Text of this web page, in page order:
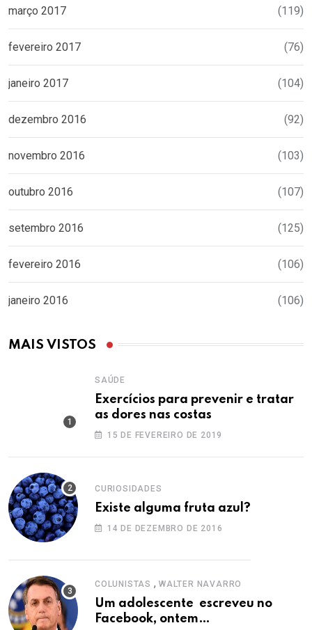
março 2017 (119)
fevereiro 2017 (76)
janeiro 2017 (104)
dezembro 2016 (92)
novembro 2016 (103)
outubro 2016 (107)
setembro 2016 (125)
fevereiro 2016 (106)
janeiro 2016 (106)
MAIS VISTOS
SAÚDE
Exercícios para prevenir e tratar
as dores nas costas
15 DE FEVEREIRO DE 2019
CURIOSIDADES
Existe alguma fruta azul?
14 DE DEZEMBRO DE 2016
COLUNISTAS , WALTER NAVARRO
Um adolescente escreveu no
Facebook, ontem…